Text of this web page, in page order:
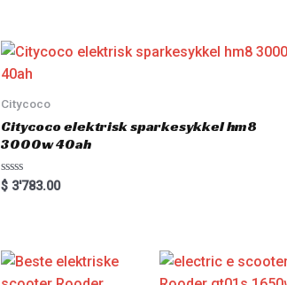
Citycoco
Citycoco elektrisk sparkesykkel hm8
3000w 40ah
Rated
0
$3'783.00